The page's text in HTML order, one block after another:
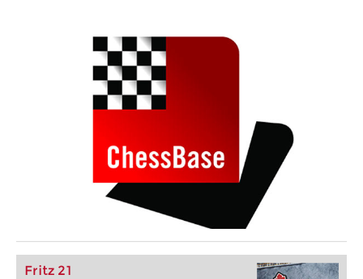
Fritz 21